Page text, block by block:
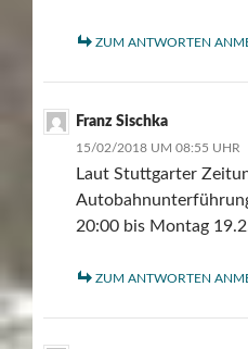
ZUM ANTWORTEN
Franz Sischka
15/02/2018 UM 08:55 UHR
Laut Stuttgarter
20:00 bis Montag
ZUM ANTWORTEN